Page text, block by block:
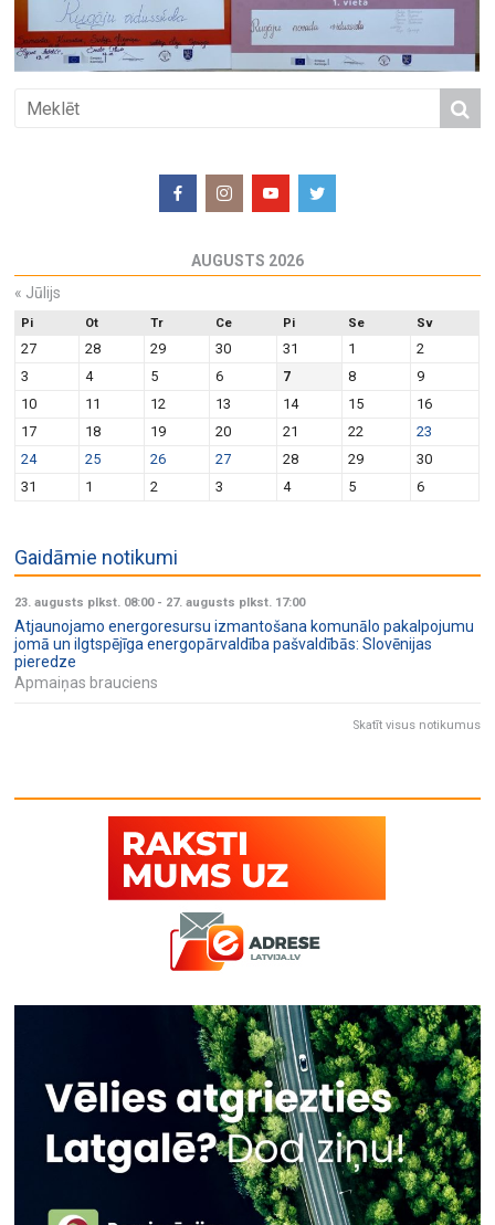
AUGUSTS 2026
« Jūlijs
Pi Ot Tr Ce Pi Se Sv
27 28 29 30 31 1
2
3
4 5 6 7 8
9
10
11 12 13 14 15
16
17
18 19 20 21 22
23
24
25 26 27 28 29
30
31
1 2 3 4 5 6
Gaidāmie notikumi
23. augusts plkst. 08:00- 27. augusts plkst. 17:00
Atjaunojamo energoresursu izmantošana komunālo pakalpojumu
jomā un ilgtspējīga energopārvaldība pašvaldībās: Slovēnijas
pieredze
Apmaiņas brauciens
Skatīt visus notikumus